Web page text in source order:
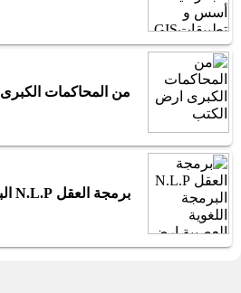
من المحاكمات الكبرى
برمجة العقل N.L.P البرمجة اللغوية العصبية